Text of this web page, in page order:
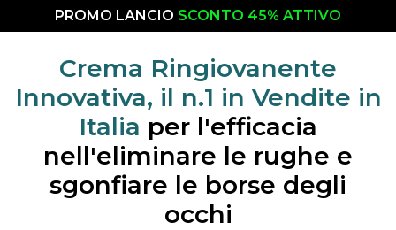
PROMO LANCIO SCONTO 45% ATTIVO
Crema Ringiovanente
Innovativa, il n.1 in Vendite in
Italia per l'efficacia
nell'eliminare le rughe e
sgonfiare le borse degli
occhi